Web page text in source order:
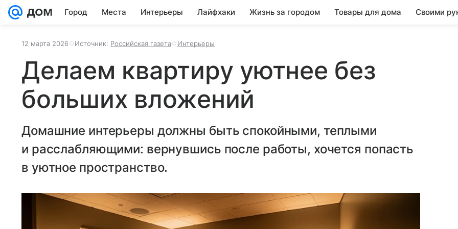
Город Места Интерьеры Лайфхаки Жизнь за городом Товары для дома Своими
12 марта 2026 Источник: Российская газета Интерьеры
Делаем квартиру уютнее без
больших вложений
Домашние интерьеры должны быть спокойными, теплыми
и расслабляющими: вернувшись после работы, хочется попасть
в уютное пространство.